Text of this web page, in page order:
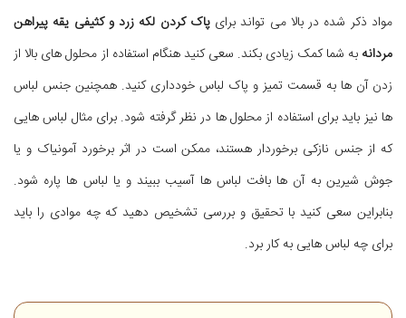
مواد ذکر شده در بالا می تواند برایپاک کردن لکه زرد و کثیفی یقه پیراهن
مردانه به شما کمک زیادی بکند. سعی کنید هنگام استفاده از محلول های بالا از
زدن آن ها به قسمت تمیز و پاک لباس خودداری کنید. همچنین جنس لباس
ها نیز باید برای استفاده از محلول ها در نظر گرفته شود. برای مثال لباس هایی
که از جنس نازکی برخوردار هستند، ممکن است در اثر برخورد آمونیاک و یا
جوش شیرین به آن ها بافت لباس ها آسیب ببیند و یا لباس ها پاره شود.
بنابراین سعی کنید با تحقیق و بررسی تشخیص دهید که چه موادی را باید
برای چه لباس هایی به کار برد.